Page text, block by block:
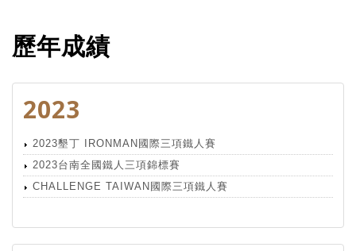
歷年成績
2023
2023墾丁 IRONMAN國際三項鐵人賽
2023台南全國鐵人三項錦標賽
CHALLENGE TAIWAN國際三項鐵人賽